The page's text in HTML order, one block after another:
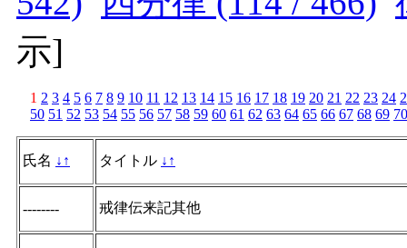
示]
1 2 3 4 5 6 7 8 9 10 11 12 13 14 15 16 17 18 19 20 21 22 23 24
50 51 52 53 54 55 56 57 58 59 60 61 62 63 64 65 66 67 68 69 70
氏名 ↓ ↑ タイトル ↓ ↑
-------- 戒律伝来記其他